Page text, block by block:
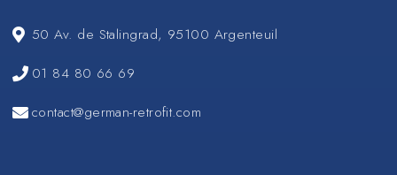
50 Av. de Stalingrad, 95100 Argenteuil
01 84 80 66 69
contact@german-retrofit.com